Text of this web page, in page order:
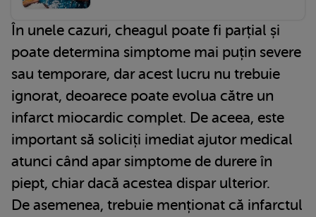
În unele cazuri, cheagul poate fi parțial și
poate determina simptome mai puțin severe
sau temporare, dar acest lucru nu trebuie
ignorat, deoarece poate evolua către un
infarct miocardic complet. De aceea, este
important să soliciți imediat ajutor medical
atunci când apar simptome de durere în
piept, chiar dacă acestea dispar ulterior.
De asemenea, trebuie menționat că infarctul